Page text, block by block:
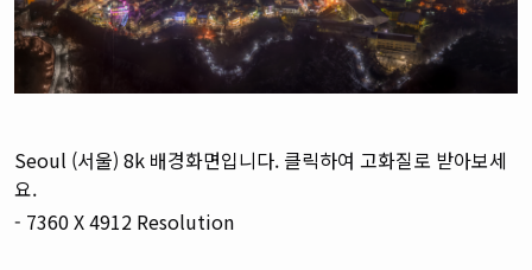
Seoul (서울) 8k 배경화면입니다. 클릭하여 고화질로 받아보세
요.
- 7360 X 4912 Resolution